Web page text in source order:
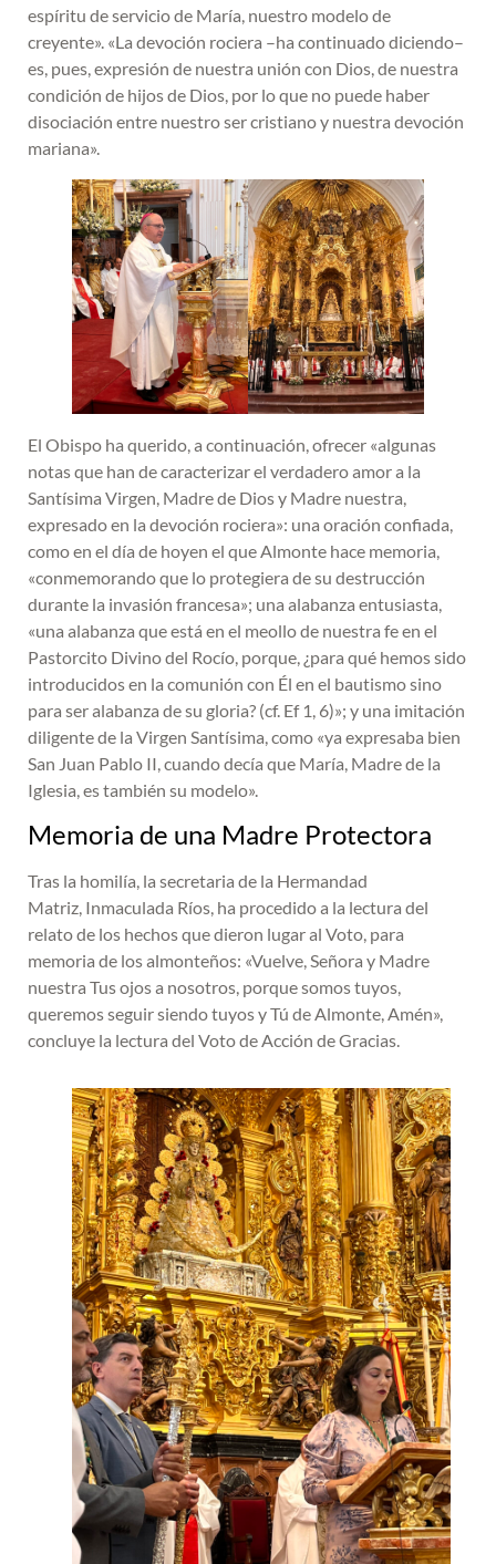
espíritu de servicio de María, nuestro modelo de
creyente». «La devoción rociera –ha continuado diciendo–
es, pues, expresión de nuestra unión con Dios, de nuestra
condición de hijos de Dios, por lo que no puede haber
disociación entre nuestro ser cristiano y nuestra devoción
mariana».
El Obispo ha querido, a continuación, ofrecer «algunas
notas que han de caracterizar el verdadero amor a la
Santísima Virgen, Madre de Dios y Madre nuestra,
expresado en la devoción rociera»: una oración confiada,
como en el día de hoyen el que Almonte hace memoria,
«conmemorando que lo protegiera de su destrucción
durante la invasión francesa»; una alabanza entusiasta,
«una alabanza que está en el meollo de nuestra fe en el
Pastorcito Divino del Rocío, porque, ¿para qué hemos sido
introducidos en la comunión con Él en el bautismo sino
para ser alabanza de su gloria? (cf. Ef 1, 6)»; y una imitación
diligente de la Virgen Santísima, como «ya expresaba bien
San Juan Pablo II, cuando decía que María, Madre de la
Iglesia, es también su modelo».
Memoria de una Madre Protectora
Tras la homilía, la secretaria de la Hermandad
Matriz, Inmaculada Ríos, ha procedido a la lectura del
relato de los hechos que dieron lugar al Voto, para
memoria de los almonteños: «Vuelve, Señora y Madre
nuestra Tus ojos a nosotros, porque somos tuyos,
queremos seguir siendo tuyos y Tú de Almonte, Amén»,
concluye la lectura del Voto de Acción de Gracias.